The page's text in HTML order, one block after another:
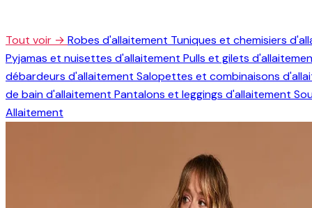
Tout voir → Robes d'allaitement Tuniques et chemisiers
Pyjamas et nuisettes d'allaitement Pulls et gilets
débardeurs d'allaitement Salopettes et combinaisons
de bain d'allaitement Pantalons et leggings d'allaitement
Allaitement